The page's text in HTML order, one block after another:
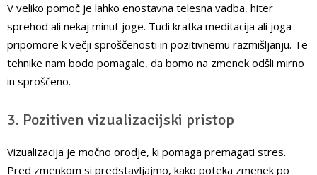
V veliko pomoč je lahko enostavna telesna vadba, hiter
sprehod ali nekaj minut joge. Tudi kratka meditacija ali joga
pripomore k večji sproščenosti in pozitivnemu razmišljanju. Te
tehnike nam bodo pomagale, da bomo na zmenek odšli mirno
in sproščeno.
3. Pozitiven vizualizacijski pristop
Vizualizacija je močno orodje, ki pomaga premagati stres.
Pred zmenkom si predstavljajmo, kako poteka zmenek po